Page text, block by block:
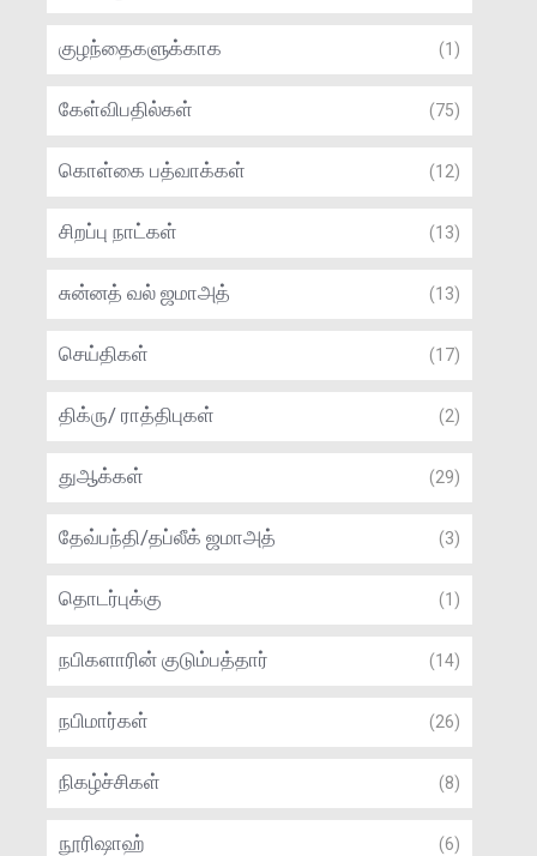
குழந்தைகளுக்காக (1)
கேள்விபதில்கள் (75)
கொள்கை பத்வாக்கள் (12)
சிறப்பு நாட்கள் (13)
சுன்னத் வல் ஜமாஅத் (13)
செய்திகள் (17)
திக்ரு/ ராத்திபுகள் (2)
துஆக்கள் (29)
தேவ்பந்தி/தப்லீக் ஜமாஅத் (3)
தொடர்புக்கு (1)
நபிகளாரின் குடும்பத்தார் (14)
நபிமார்கள் (26)
நிகழ்ச்சிகள் (8)
நூரிஷாஹ் (6)